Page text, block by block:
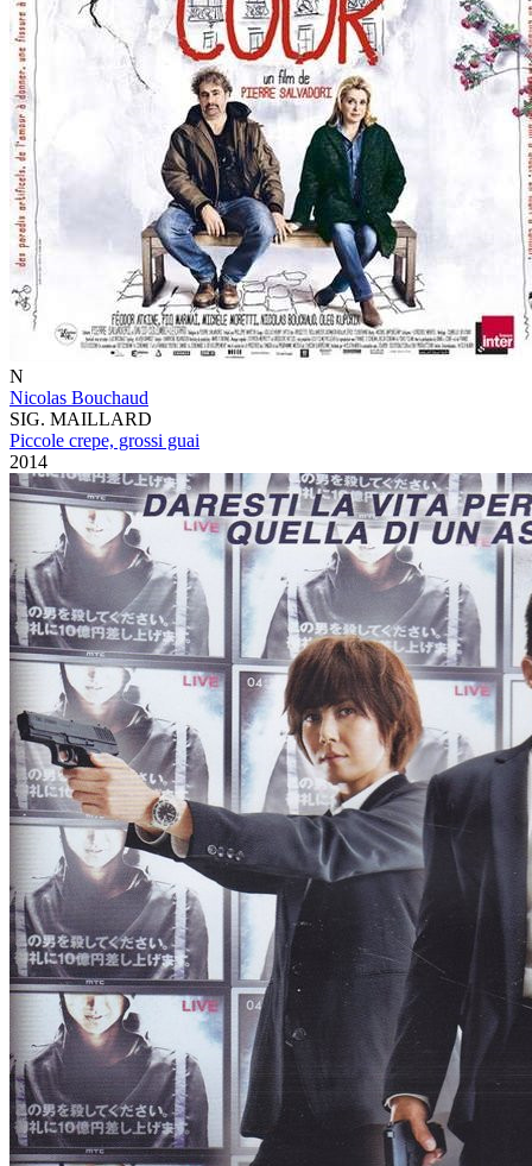
N
Nicolas Bouchaud
SIG. MAILLARD
Piccole crepe, grossi guai
2014